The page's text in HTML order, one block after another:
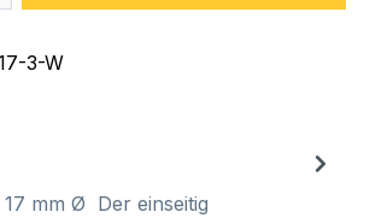
3-W
mm Ø Der einseitig